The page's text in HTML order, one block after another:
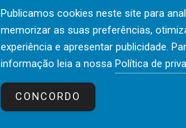
Contactos
Publicamos cookies neste site para
memorizar as suas preferências,
experiência e apresentar publicidade.
informação leia a nossa Política de
CONCORDO